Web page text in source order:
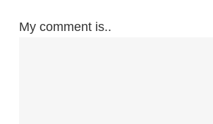
My comment is..